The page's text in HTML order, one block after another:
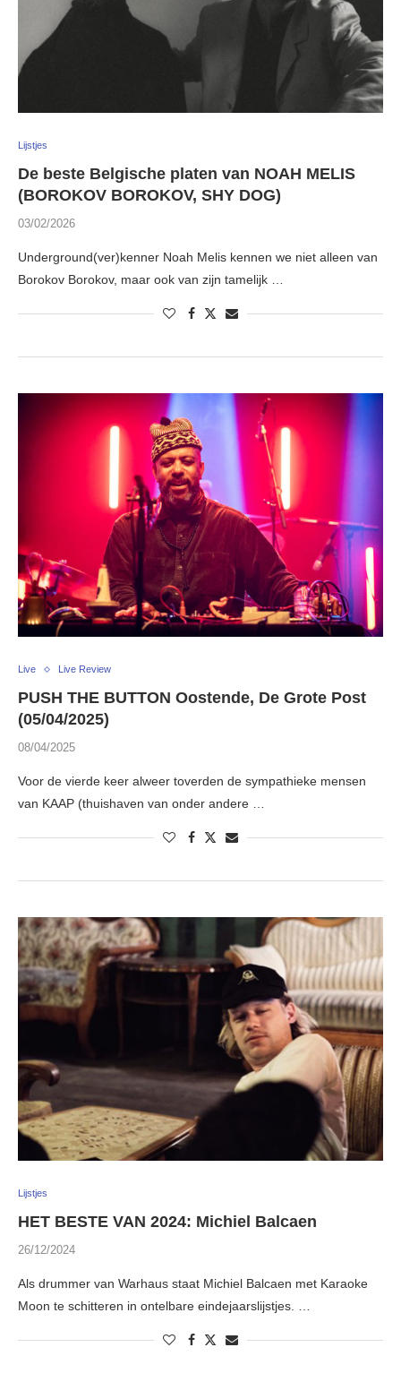
Lijstjes
De beste Belgische platen van NOAH MELIS
(BOROKOV BOROKOV, SHY DOG)
03/02/2026
Underground(ver)kenner Noah Melis kennen we niet alleen van
Borokov Borokov, maar ook van zijn tamelijk …
Live Live Review
PUSH THE BUTTON Oostende, De Grote Post
(05/04/2025)
08/04/2025
Voor de vierde keer alweer toverden de sympathieke mensen
van KAAP (thuishaven van onder andere …
Lijstjes
HET BESTE VAN 2024: Michiel Balcaen
26/12/2024
Als drummer van Warhaus staat Michiel Balcaen met Karaoke
Moon te schitteren in ontelbare eindejaarslijstjes. …